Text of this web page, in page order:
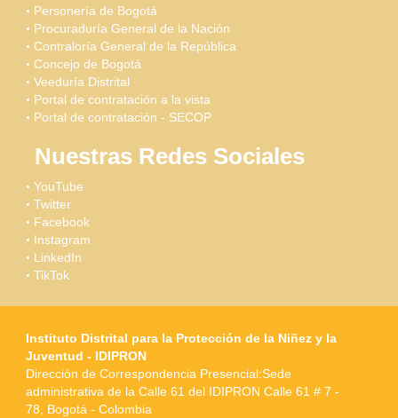
Personería de Bogotá
Procuraduría General de la Nación
Contraloría General de la República
Concejo de Bogotá
Veeduría Distrital
Portal de contratación a la vista
Portal de contratación - SECOP
Nuestras Redes Sociales
YouTube
Twitter
Facebook
Instagram
LinkedIn
TikTok
Instituto Distrital para la Protección de la Niñez y la
Juventud - IDIPRON
Dirección de Correspondencia Presencial:Sede
administrativa de la Calle 61 del IDIPRON Calle 61 # 7 -
78, Bogotá - Colombia